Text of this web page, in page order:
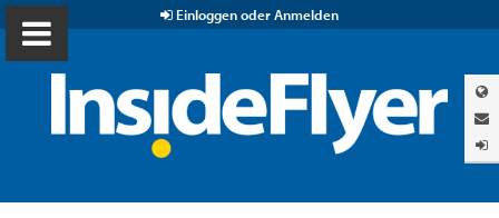
Einloggen oder Anmelden